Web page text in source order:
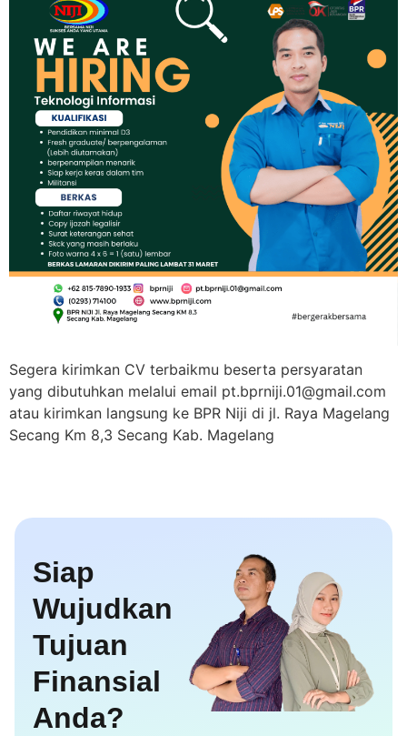
Segera kirimkan CV terbaikmu beserta persyaratan
yang dibutuhkan melalui email pt.bprniji.01@gmail.com
atau kirimkan langsung ke BPR Niji di jl. Raya Magelang
Secang Km 8,3 Secang Kab. Magelang
Siap
Wujudkan
Tujuan
Finansial
Anda?